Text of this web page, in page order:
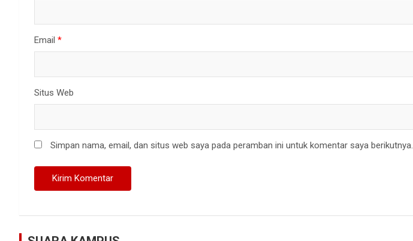
Email *
Situs Web
Simpan nama, email, dan situs web saya pada peramban ini untuk komentar saya berikutnya.